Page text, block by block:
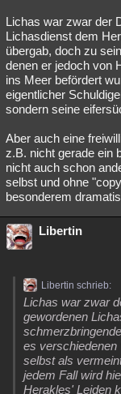
Lichas war zwar der
Lichasdienst dem
übergab, doch zu
denen er jedoch von
ins Meer befördert
eigentlicher
sondern seine
Aber auch eine
z.B. nicht gerade ein
nicht auch schon
selbst und ohne
besonderem
Libertin
Libertin schrieb:
Lichas war zwar
gewordenen
es verschiedenen
selbst als
jedem Fall wird
Herakles' Leiden